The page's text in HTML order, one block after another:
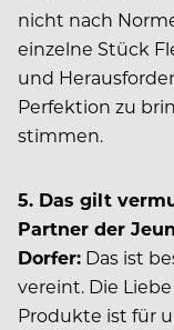
nicht nach
einzelne Stück
und
Perfektion zu
stimmen.
5. Das gilt
Partner der
Dorfer: Das ist
vereint. Die
Produkte ist für